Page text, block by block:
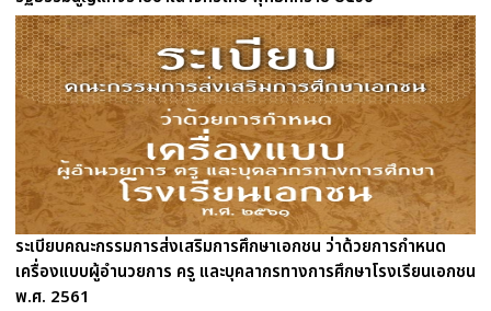
ระเบียบคณะกรรมการส่งเสริมการศึกษาเอกชน ว่าด้วยการกำหนด
เครื่องแบบผู้อำนวยการ ครู และบุคลากรทางการศึกษาโรงเรียนเอกชน
พ.ศ. 2561